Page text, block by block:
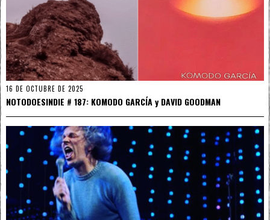
16 DE OCTUBRE DE 2025
NOTODOESINDIE # 187: KOMODO GARCÍA y DAVID GOODMAN